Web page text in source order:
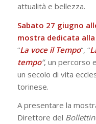
attualità e bellezza.
Sabato 27 giugno
mostra dedicata
“La voce il Tempo“, “
tempo“, un percorso
un secolo di vita
torinese.
A presentare la
Direttore del